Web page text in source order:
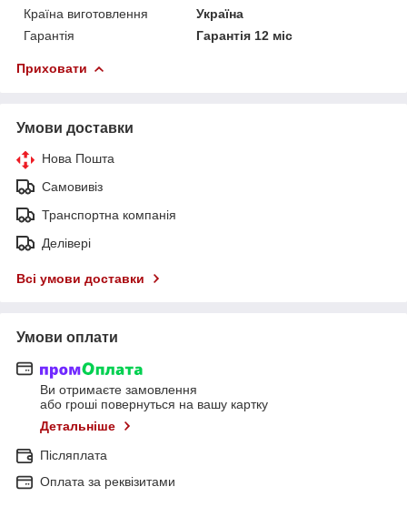
Країна виготовлення
Україна
Гарантія
Гарантія 12 міс
Приховати
Умови доставки
Нова Пошта
Самовивіз
Транспортна компанія
Делівері
Всі умови доставки
Умови оплати
Ви отримаєте замовлення
або гроші повернуться на вашу картку
Детальніше
Післяплата
Оплата за реквізитами